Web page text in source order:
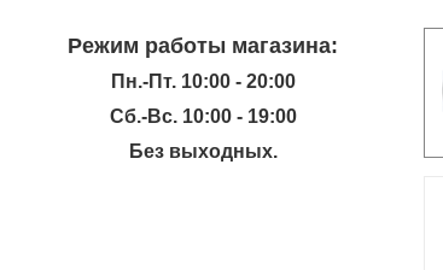
Режим работы магазина:
Пн.-Пт. 10:00 - 20:00
Сб.-Вс. 10:00 - 19:00
Без выходных.